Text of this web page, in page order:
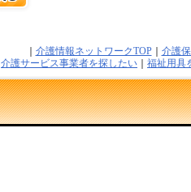
介護情報ネットワークTOP｜ 介護
介護サービス事業者を探したい 福祉用具